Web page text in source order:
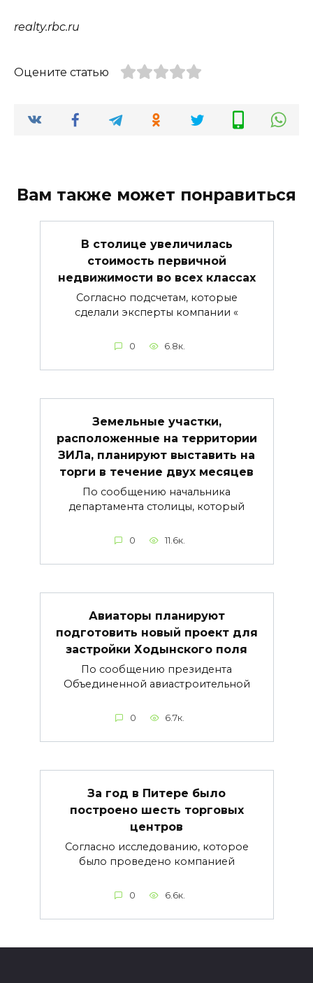
realty.rbc.ru
Оцените статью
Вам также может понравиться
В столице увеличилась
стоимость первичной
недвижимости во всех классах
Согласно подсчетам, которые
сделали эксперты компании «
0 6.8к.
Земельные участки,
расположенные на территории
ЗИЛа, планируют выставить на
торги в течение двух месяцев
По сообщению начальника
департамента столицы, который
0 11.6к.
Авиаторы планируют
подготовить новый проект для
застройки Ходынского поля
По сообщению президента
Объединенной авиастроительной
0 6.7к.
За год в Питере было
построено шесть торговых
центров
Согласно исследованию, которое
было проведено компанией
0 6.6к.